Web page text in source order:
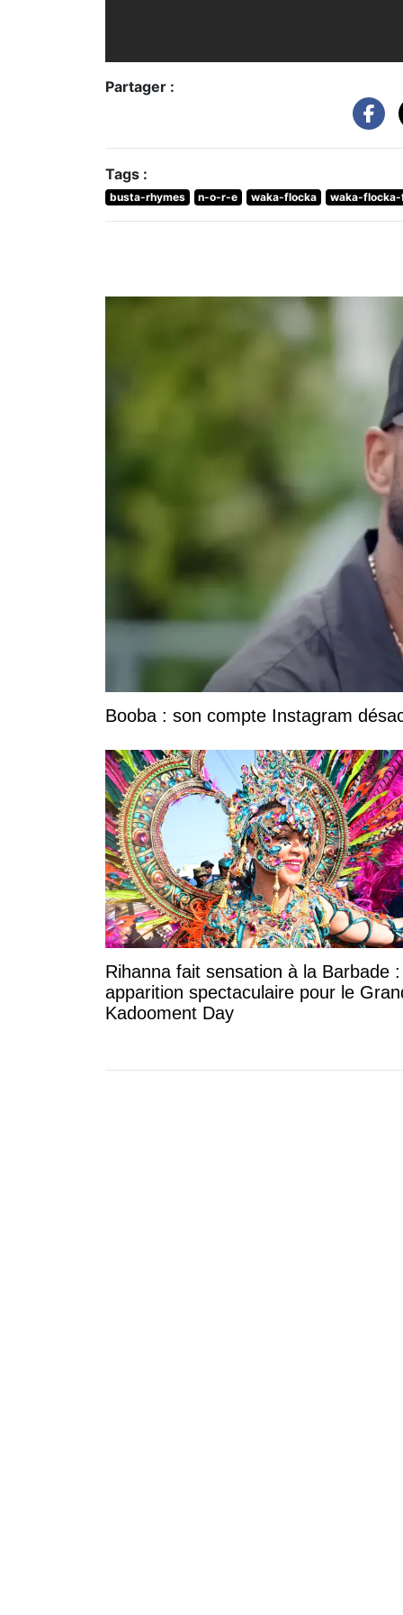
Partager :
Tags :
busta-rhymes n-o-r-e waka-flocka waka-flocka-
Booba : son compte Instagram
Rihanna fait sensation à la Barbade
apparition spectaculaire pour le
Kadooment Day